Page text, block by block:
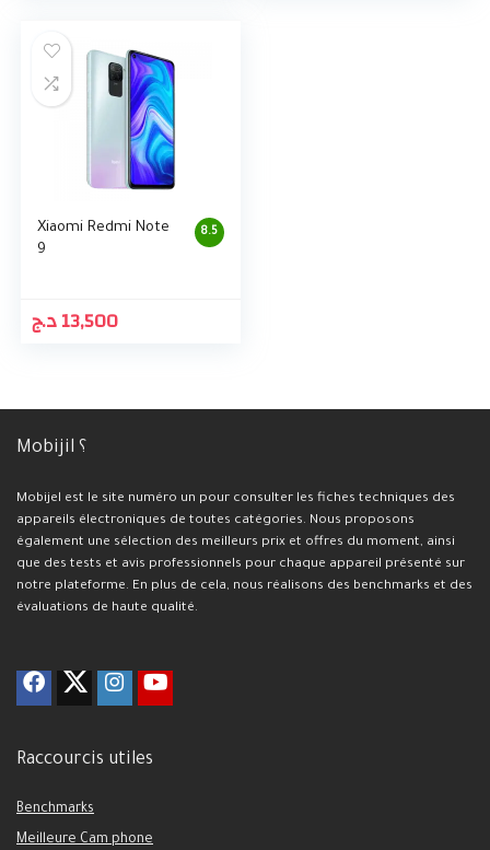
8.5
Xiaomi Redmi Note
9
13,500د.ج
Mobijil ؟
Mobijel est le site numéro un pour consulter les fiches techniques des
appareils électroniques de toutes catégories. Nous proposons
également une sélection des meilleurs prix et offres du moment, ainsi
que des tests et avis professionnels pour chaque appareil présenté sur
notre plateforme. En plus de cela, nous réalisons des benchmarks et des
évaluations de haute qualité.
Raccourcis utiles
Benchmarks
Meilleure Cam phone